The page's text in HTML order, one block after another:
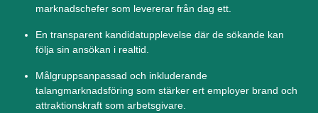
marknadschefer som levererar från dag ett.
En transparent kandidatupplevelse där de sökande kan
följa sin ansökan i realtid.
Målgruppsanpassad och inkluderande
talangmarknadsföring som stärker ert employer brand och
attraktionskraft som arbetsgivare.